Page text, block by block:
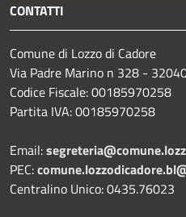
CONTATTI
Comune di Lozzo di Cadore
Via Padre Marino n 328 -
Codice Fiscale: 00185970258
Partita IVA: 00185970258
Email:
PEC:
Centralino Unico: 0435.76023